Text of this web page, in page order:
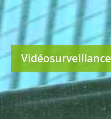
Vidéosurveillance